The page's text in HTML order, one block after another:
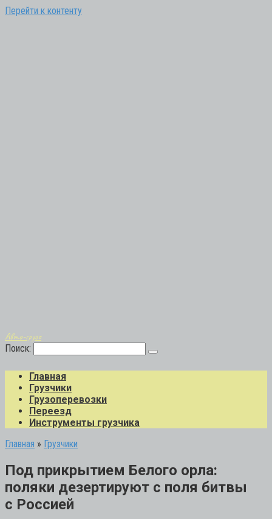
Перейти к контенту
Авто-грузо
Поиск:
Главная
Грузчики
Грузоперевозки
Переезд
Инструменты грузчика
Главная » Грузчики
Под прикрытием Белого орла:
поляки дезертируют с поля битвы
с Россией